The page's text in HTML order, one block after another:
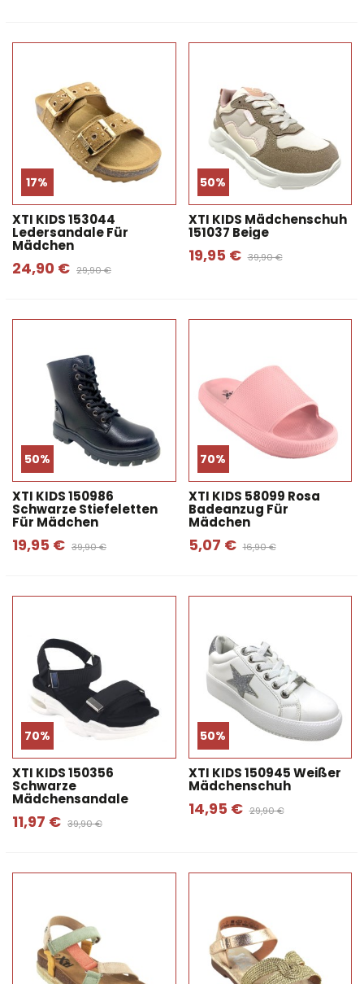
17%
XTI KIDS 153044
Ledersandale Für
Mädchen
24,90 € 29,90 €
50%
XTI KIDS Mädchenschuh
151037 Beige
19,95 € 39,90 €
50%
XTI KIDS 150986
Schwarze Stiefeletten
Für Mädchen
19,95 € 39,90 €
70%
XTI KIDS 58099 Rosa
Badeanzug Für
Mädchen
5,07 € 16,90 €
70%
XTI KIDS 150356
Schwarze
Mädchensandale
11,97 € 39,90 €
50%
XTI KIDS 150945 Weißer
Mädchenschuh
14,95 € 29,90 €